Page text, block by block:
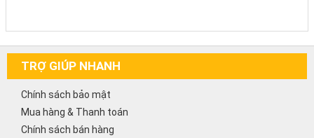
TRỢ GIÚP NHANH
Chính sách bảo mật
Mua hàng & Thanh toán
Chính sách bán hàng